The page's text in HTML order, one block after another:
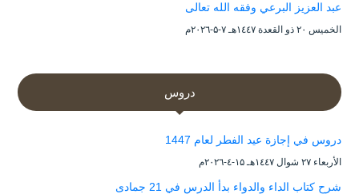
عبد العزيز البرعي وفقه الله تعالى
الخميس ۲۰ ذو القعدة ۱٤٤۷هـ ۷-۵-۲۰۲٦م
دروس
دروس في إجازة عيد الفطر لعام 1447
الأربعاء ۲۷ شوال ۱٤٤۷هـ ۱۵-٤-۲۰۲٦م
شرح كتاب الداء والدواء بدأ الدرس في 21 جمادى